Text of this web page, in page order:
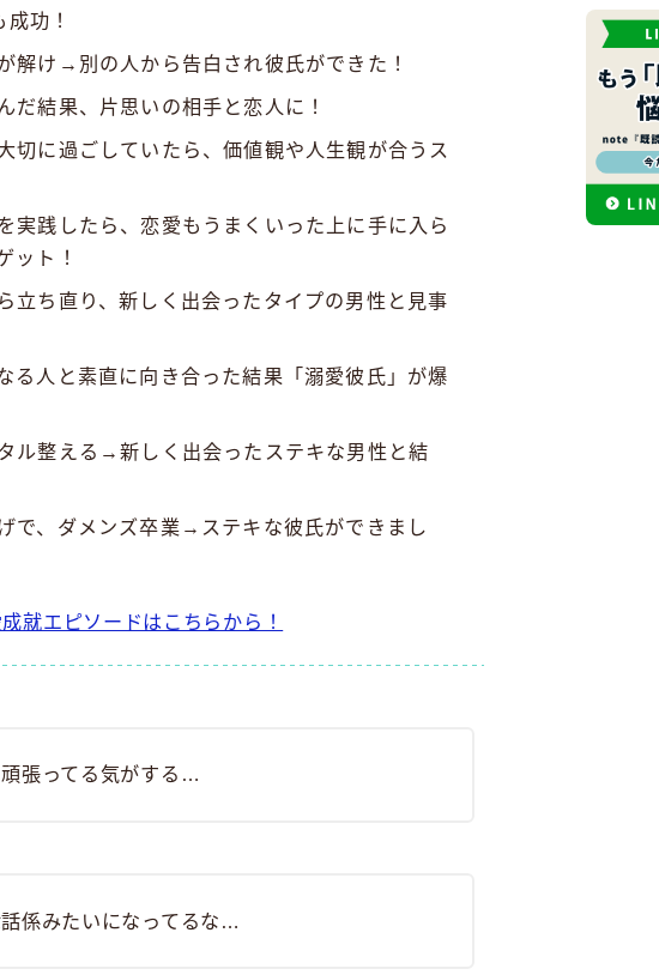
功！
解け→別の人から告白され彼氏ができた！
だ結果、片思いの相手と恋人に！
切に過ごしていたら、価値観や人生観が合うス
実践したら、恋愛もうまくいった上に手に入ら
ット！
立ち直り、新しく出会ったタイプの男性と見事
る人と素直に向き合った結果「溺愛彼氏」が爆
ル整える→新しく出会ったステキな男性と結
で、ダメンズ卒業→ステキな彼氏ができまし
就エピソードはこちらから！
張ってる気がする…
係みたいになってるな…